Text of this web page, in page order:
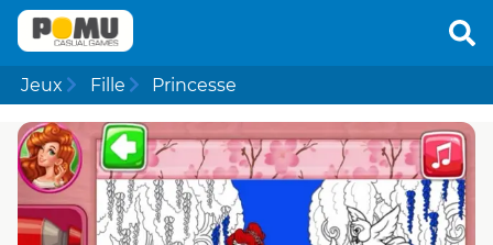
Jeux Fille Princesse